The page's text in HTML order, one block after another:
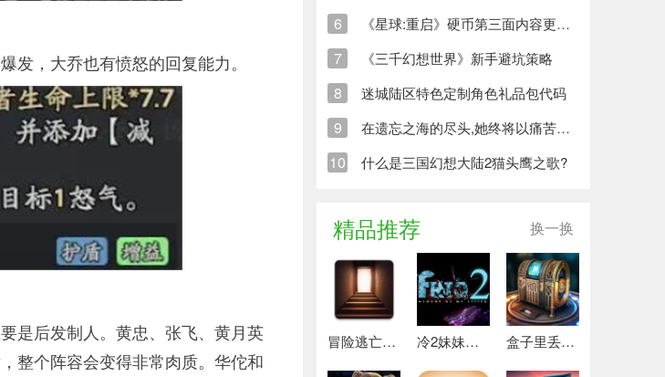
发，大乔也有愤怒的回复能力。
是后发制人。黄忠、张飞、黄月英
整个阵容会变得非常肉质。华佗和
6 《星球:重启》硬币第三面内容更新清单
7 《三千幻想世界》新手避坑策略
8 迷城陆区特色定制角色礼品包代码
9 在遗忘之海的尽头,她终将以痛苦创造新的生命
10 什么是三国幻想大陆2猫头鹰之歌?
精品推荐 换一换
冒险逃亡之谜 推荐 冷2妹妹的记忆 热门下载 盒子里丢失的碎片 安卓下载